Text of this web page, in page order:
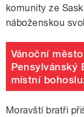
komunity ze
náboženskou
Vánoční
Pensylvánský
místní
Moravští bratři